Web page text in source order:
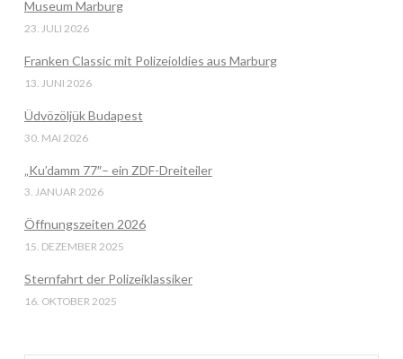
Museum Marburg
23. JULI 2026
Franken Classic mit Polizeioldies aus Marburg
13. JUNI 2026
Üdvözöljük Budapest
30. MAI 2026
„Ku’damm 77″– ein ZDF-Dreiteiler
3. JANUAR 2026
Öffnungszeiten 2026
15. DEZEMBER 2025
Sternfahrt der Polizeiklassiker
16. OKTOBER 2025